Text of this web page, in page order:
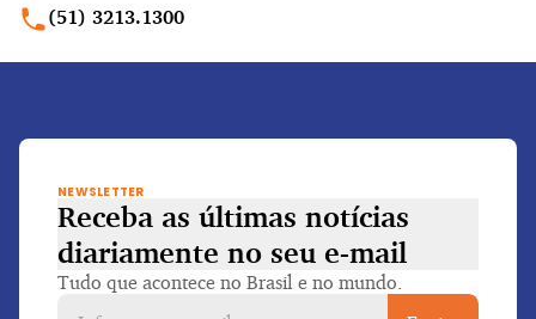
(51) 3213.1300
NEWSLETTER
Receba as últimas notícias
diariamente no seu e-mail
Tudo que acontece no Brasil e no mundo.